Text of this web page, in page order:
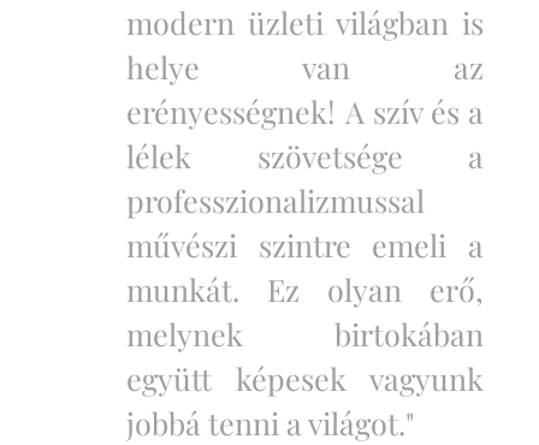
modern üzleti világban is
helye van az
erényességnek! A szív és a
lélek szövetsége a
professzionalizmussal
művészi szintre emeli a
munkát. Ez olyan erő,
melynek birtokában
együtt képesek vagyunk
jobbá tenni a világot."